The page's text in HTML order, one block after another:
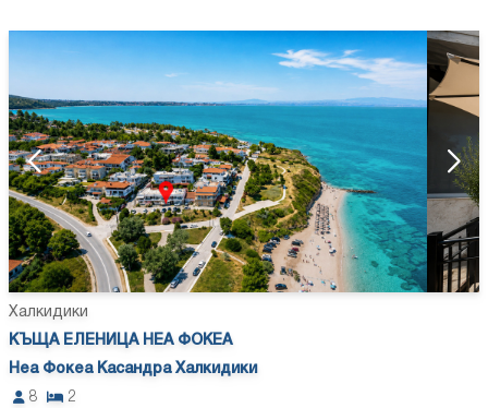
Халкидики
КЪЩА ЕЛЕНИЦА НЕА ФОКЕА
Неа Фокеа Касандра Халкидики
8
2